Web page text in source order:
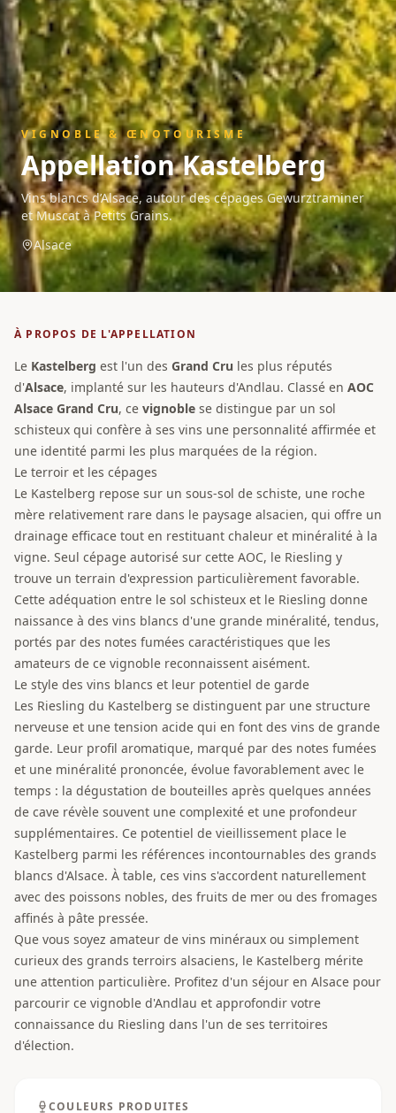
VIGNOBLE & ŒNOTOURISME
AppellationKastelberg
Vins blancs d’Alsace, autour des cépages Gewurztraminer
et Muscat à Petits Grains.
Alsace
À PROPOS DE L'APPELLATION
Le Kastelberg est l'un des Grand Cru les plus réputés
d'Alsace, implanté sur les hauteurs d'Andlau. Classé en AOC
Alsace Grand Cru, ce vignoble se distingue par un sol
schisteux qui confère à ses vins une personnalité affirmée et
une identité parmi les plus marquées de la région.
Le terroir et les cépages
Le Kastelberg repose sur un sous-sol de schiste, une roche
mère relativement rare dans le paysage alsacien, qui offre un
drainage efficace tout en restituant chaleur et minéralité à la
vigne. Seul cépage autorisé sur cette AOC, le Riesling y
trouve un terrain d'expression particulièrement favorable.
Cette adéquation entre le sol schisteux et le Riesling donne
naissance à des vins blancs d'une grande minéralité, tendus,
portés par des notes fumées caractéristiques que les
amateurs de ce vignoble reconnaissent aisément.
Le style des vins blancs et leur potentiel de garde
Les Riesling du Kastelberg se distinguent par une structure
nerveuse et une tension acide qui en font des vins de grande
garde. Leur profil aromatique, marqué par des notes fumées
et une minéralité prononcée, évolue favorablement avec le
temps : la dégustation de bouteilles après quelques années
de cave révèle souvent une complexité et une profondeur
supplémentaires. Ce potentiel de vieillissement place le
Kastelberg parmi les références incontournables des grands
blancs d'Alsace. À table, ces vins s'accordent naturellement
avec des poissons nobles, des fruits de mer ou des fromages
affinés à pâte pressée.
Que vous soyez amateur de vins minéraux ou simplement
curieux des grands terroirs alsaciens, le Kastelberg mérite
une attention particulière. Profitez d'un séjour en Alsace pour
parcourir ce vignoble d'Andlau et approfondir votre
connaissance du Riesling dans l'un de ses territoires
d'élection.
COULEURS PRODUITES